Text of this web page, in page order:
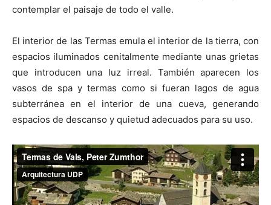
contemplar el paisaje de todo el valle.
El interior de las Termas emula el interior de la tierra, con
espacios iluminados cenitalmente mediante unas grietas
que introducen una luz irreal. También aparecen los
vasos de spa y termas como si fueran lagos de agua
subterránea en el interior de una cueva, generando
espacios de descanso y quietud adecuados para su uso.